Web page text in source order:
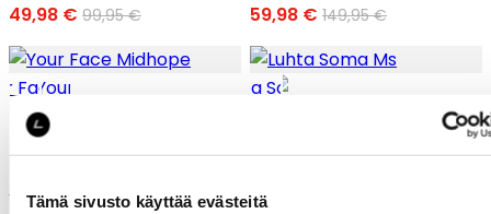
Tämä sivusto käyttää evästeitä
49,98 € 99,95 € 59,98 € 149,95 €
Your Face Midhope Luhta Soma Ms